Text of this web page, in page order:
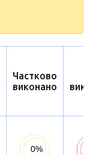
Частково
виконано